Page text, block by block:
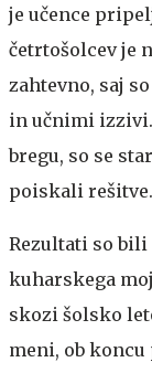
je učence
četrtošolcev je
zahtevno, saj
in učnimi izzivi.
bregu, so se
poiskali rešitve.
Rezultati so
kuharskega
skozi šolsko
meni, ob